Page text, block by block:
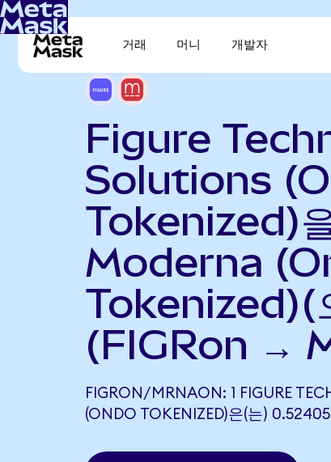
거래 머니 개발자
Figure
Solutions
Tokenized)
Moderna
Tokenized)(
(FIGRon →
FIGRON/MRNAON: 1 FIGURE
(ONDO TOKENIZED)은(는)